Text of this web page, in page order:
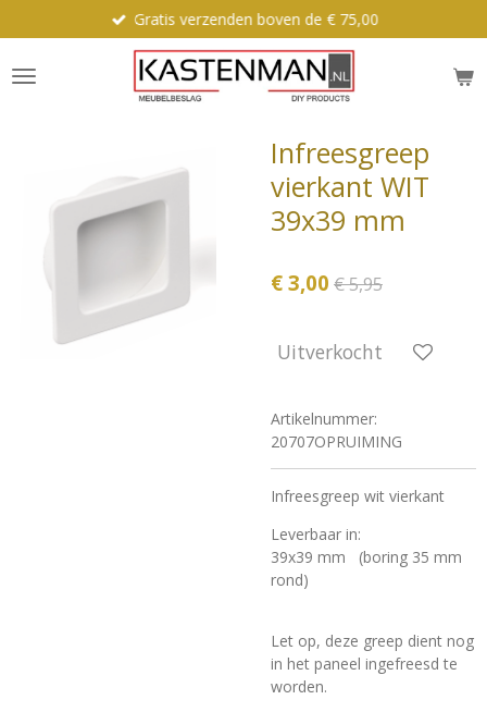
direct
naar
de
Gratis verzenden boven de € 75,00
Infreesgreep
vierkant WIT
39x39 mm
€ 3,00 € 5,95
Uitverkocht
Artikelnummer:
20707OPRUIMING
Infreesgreep wit vierkant
Leverbaar in:
39x39 mm (boring 35 mm
rond)
Let op, deze greep dient nog
in het paneel ingefreesd te
worden.